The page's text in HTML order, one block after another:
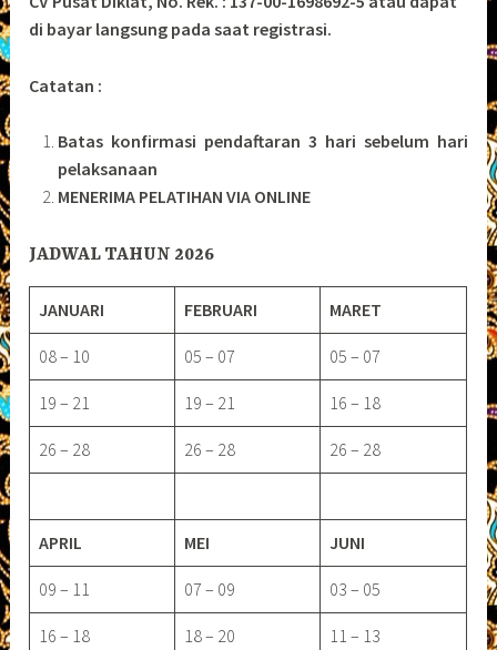
di bayar langsung pada saat registrasi.
Catatan :
Batas konfirmasi pendaftaran 3 hari sebelum hari
pelaksanaan
MENERIMA PELATIHAN VIA ONLINE
JADWAL TAHUN 2026
JANUARI FEBRUARI MARET
08 – 10 05 – 07 05 – 07
19 – 21 19 – 21 16 – 18
26 – 28 26 – 28 26 – 28
APRIL MEI JUNI
09 – 11 07 – 09 03 – 05
16 – 18 18 – 20 11 – 13